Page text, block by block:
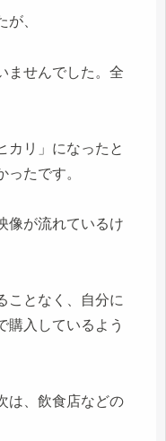
、
ませんでした。全
カリ」になったと
たです。
像が流れているけ
ことなく、自分に
購入しているよう
は、飲食店などの